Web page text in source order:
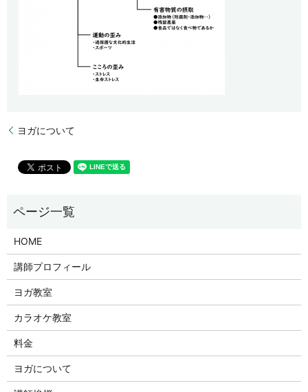
ヨガについて
HOME
講師プロフィール
ヨガ教室
カラオケ教室
料金
ヨガについて